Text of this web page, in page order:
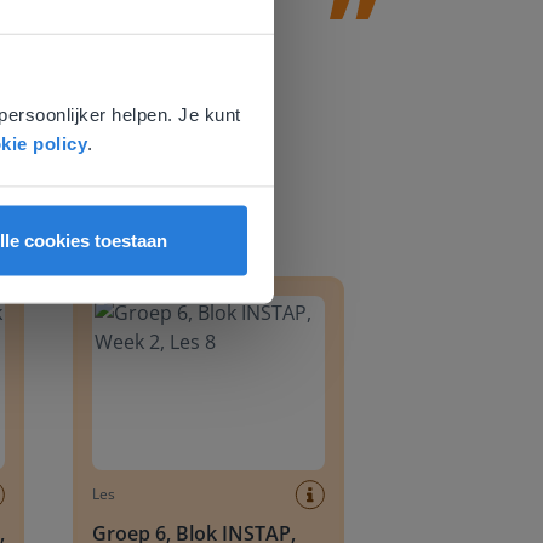
helpen. Je kunt
policy.
cookies toestaan
Les
Groep 6, Blok INSTAP,